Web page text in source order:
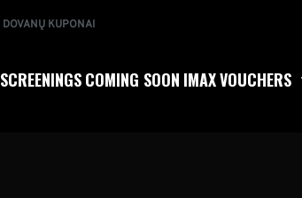
DOVANŲ KUPONAI
SCREENINGSCOMING SOON IMAXVOUCHERS